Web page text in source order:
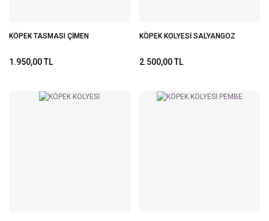
KÖPEK TASMASI ÇİMEN
1.950,00 TL
KÖPEK KOLYESİ SALYANGOZ
2.500,00 TL